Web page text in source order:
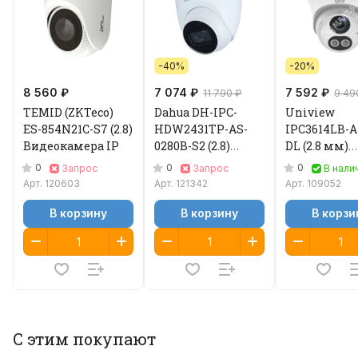
8 560 ₽
TEMID (ZKTeco)
ES-854N21C-S7 (2.8)
Видеокамера IP
0
Запрос
Арт. 120603
В корзину
-40%
7 074 ₽ 11 790 ₽
Dahua DH-IPC-
HDW2431TP-AS-
0280B-S2 (2.8)
Видеокамера IP
0
Запрос
Арт. 121342
В корзину
-20%
7 592 ₽ 9
Uniview
IPC3614LB-
DL (2.8 мм)
0
В
Арт. 109052
В
С этим покупают